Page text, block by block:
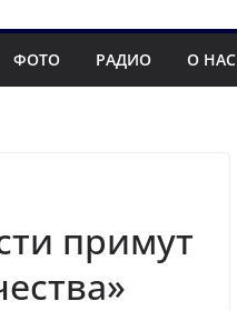
ФОТО РАДИО О НАС
примут